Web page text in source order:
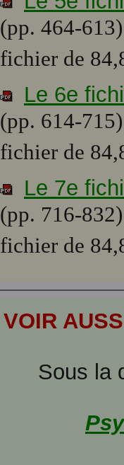
(pp. 464-
fichier de
Le 6e
(pp. 614-
fichier de
Le 7e
(pp. 716-
fichier de
VOIR
Sous la